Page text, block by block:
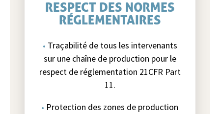
RESPECT DES NORMES
RÉGLEMENTAIRES
Traçabilité de tous les intervenants
sur une chaîne de production pour le
respect de réglementation 21CFR Part
11.
Protection des zones de production